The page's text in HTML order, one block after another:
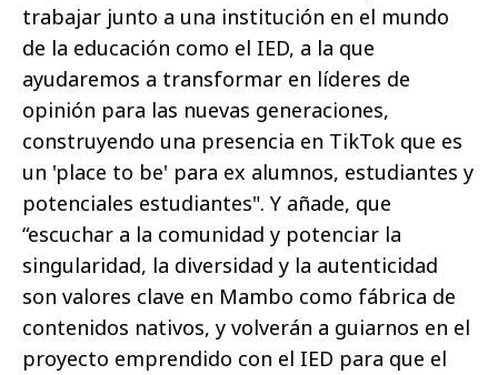
trabajar junto a una institución en el mundo
de la educación como el IED, a la que
ayudaremos a transformar en líderes de
opinión para las nuevas generaciones,
construyendo una presencia en TikTok que es
un 'place to be' para ex alumnos, estudiantes y
potenciales estudiantes". Y añade, que
“escuchar a la comunidad y potenciar la
singularidad, la diversidad y la autenticidad
son valores clave en Mambo como fábrica de
contenidos nativos, y volverán a guiarnos en el
proyecto emprendido con el IED para que el